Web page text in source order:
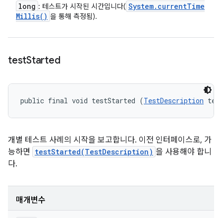
long : 테스트가 시작된 시간입니다( System. currentTime
Millis( ) 을 통해 측정됨).
testStarted
public final void testStarted (TestDescription
개별 테스트 사례의 시작을 보고합니다. 이전 인터페이스로, 가
능하면
testStarted(TestDescription) 을 사용해야 합니
다.
매개변수